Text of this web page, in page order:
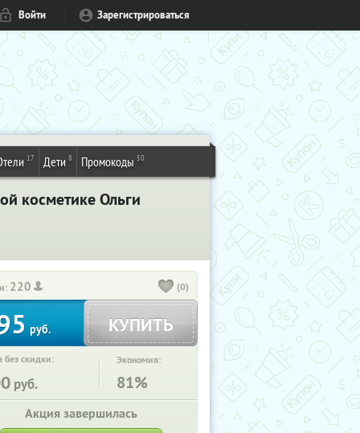
Войти Зарегистрироваться
17 Дети 8 Промокоды 50
косметике Ольги
220 (0)
руб. КУПИТЬ
без скидки:
руб.
Экономия:
81%
Акция завершилась